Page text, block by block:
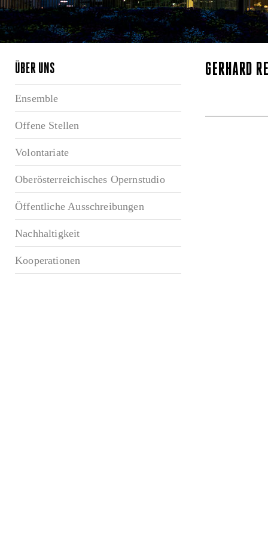
ÜBER UNS
Ensemble
Offene Stellen
Volontariate
Oberösterreichisches Opernstudio
Öffentliche Ausschreibungen
Nachhaltigkeit
Kooperationen
GERHARD